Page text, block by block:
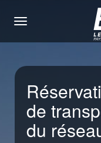
Menu
de
du